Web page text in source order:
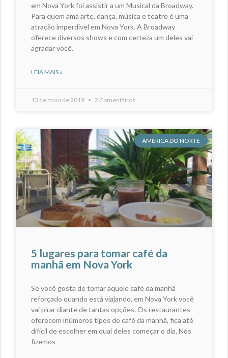
em Nova York foi assistir a um Musical da Broadway.
Para quem ama arte, dança, música e teatro é uma
atração imperdível em Nova York. A Broadway
oferece diversos shows e com certeza um deles vai
agradar você.
LEIA MAIS »
13 de maio de 2019 2 Comentários
AMÉRICA DO NORTE
5 lugares para tomar café da
manhã em Nova York
Se você gosta de tomar aquele café da manhã
reforçado quando está viajando, em Nova York você
vai pirar diante de tantas opções. Os restaurantes
oferecem inúmeros tipos de café da manhã, fica até
difícil de escolher em qual deles começar o dia. Nós
fizemos